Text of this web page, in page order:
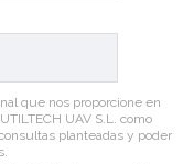
que nos proporcione en
UAV S.L. como
planteadas y poder